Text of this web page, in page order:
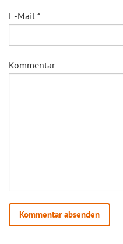
E-Mail *
Kommentar